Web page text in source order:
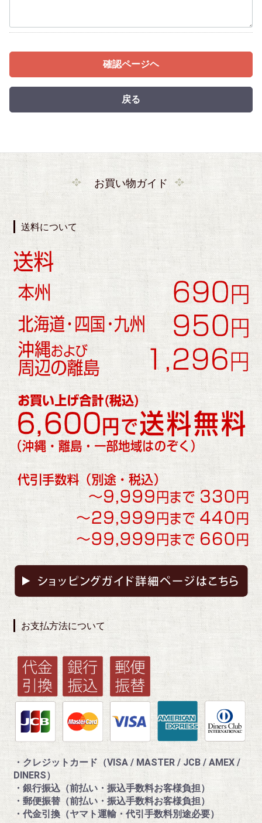
確認ページヘ
戻る
お買い物ガイド
送料について
お支払方法について
・クレジットカード（VISA / MASTER / JCB / AMEX /
DINERS）
・銀行振込（前払い・振込手数料お客様負担）
・郵便振替（前払い・振込手数料お客様負担）
・代金引換（ヤマト運輸・代引手数料別途必要）